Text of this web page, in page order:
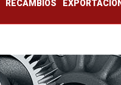
RECAMBIOS